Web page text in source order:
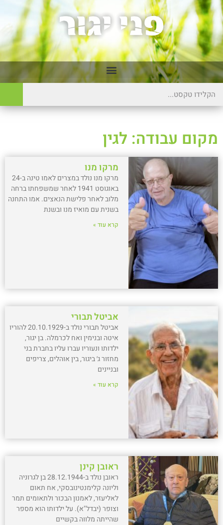
מקום עבודה: לגין
מרקו מנו
מרקו מנו נולד במצרים לאמו טינה ב-24
באוגוסט 1941 לאחר שמשפחתו ברחה
מלוב לאחר פלישת הנאצים. אמו התחנה
בשנית עם מואיז מנו ובשנת
קרא עוד »
אביטל תבורי
אביטל תבורי נולד ב-20.10.1929 להוריו
איטה ובנימין ואח לכרמלה. בן יגור,
ילדותו ונעוריו עברו עליו בחברת בני
מחזור ג׳ ביגור, בין אוהלים, צריפים
ובניינים
קרא עוד »
ראובן קינן
ראובן נולד ב-28.12.1944 בן לגרוניה
וליונה קלימנטינובסקי, אח תאום
לאליעזר, לאמנון הבכור ולתאומים תמר
וצופר (יבדל"א). על ילדותו הוא מספר
שהייתה מלווה בקשיים